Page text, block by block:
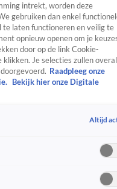
RealityCrimeVideo's
intrekt, worden deze
gebruiken dan enkel
te laten functioneren en veilig te
opnieuw openen om je
door op de link Cookie-
Je selecties zullen overal
Raadpleeg onze
Bekijk hier onze Digitale
Altijd